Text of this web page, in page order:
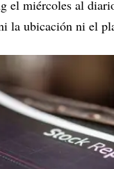
el miércoles al
la ubicación ni el